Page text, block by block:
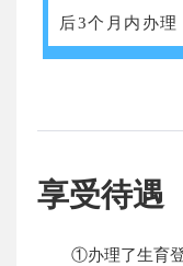
后3个月内办理
享受待遇
①办理了生育